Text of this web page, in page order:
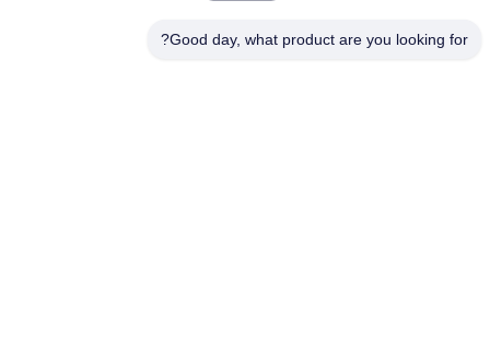
Good day, what product are you looking for?